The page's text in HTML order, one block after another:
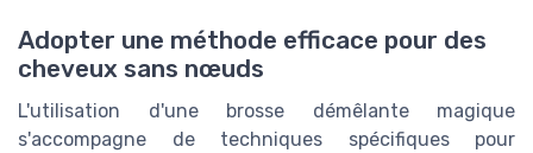
Adopter une méthode efficace pour des
cheveux sans nœuds
L'utilisation d'une brosse démêlante magique
s'accompagne de techniques spécifiques pour